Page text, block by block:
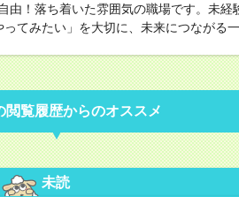
由！落ち着いた雰囲気の職場です。未経
てみたい」を大切に、未来につながる一
閲覧履歴からのオススメ
未読